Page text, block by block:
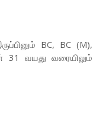
BC, BC (M),
31 வயது வரையிலும்